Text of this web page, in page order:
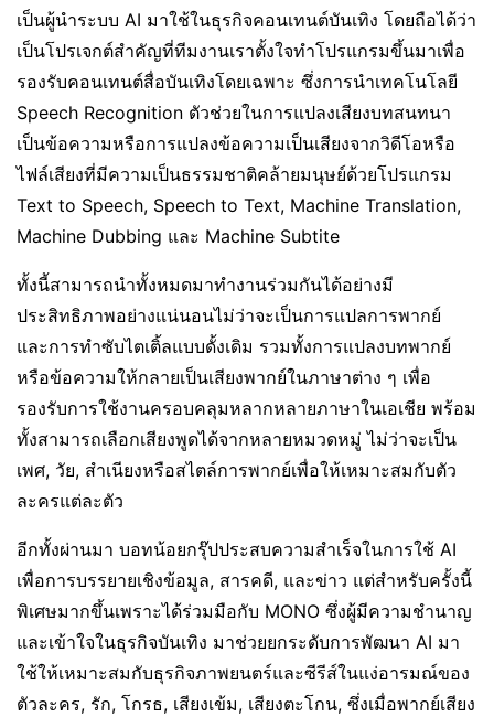
เป็นผู้นำระบบ AI มาใช้ในธุรกิจคอนเทนต์บันเทิง โดยถือได้ว่า
เป็นโปรเจกต์สำคัญที่ทีมงานเราตั้งใจทำโปรแกรมขึ้นมาเพื่อ
รองรับคอนเทนต์สื่อบันเทิงโดยเฉพาะ ซึ่งการนำเทคโนโลยี
Speech Recognition ตัวช่วยในการแปลงเสียงบทสนทนา
เป็นข้อความหรือการแปลงข้อความเป็นเสียงจากวิดีโอหรือ
ไฟล์เสียงที่มีความเป็นธรรมชาติคล้ายมนุษย์ด้วยโปรแกรม
Text to Speech, Speech to Text, Machine Translation,
Machine Dubbing และ Machine Subtite
ทั้งนี้สามารถนำทั้งหมดมาทำงานร่วมกันได้อย่างมี
ประสิทธิภาพอย่างแน่นอนไม่ว่าจะเป็นการแปลการพากย์
และการทำซับไตเติ้ลแบบดั้งเดิม รวมทั้งการแปลงบทพากย์
หรือข้อความให้กลายเป็นเสียงพากย์ในภาษาต่าง ๆ เพื่อ
รองรับการใช้งานครอบคลุมหลากหลายภาษาในเอเชีย พร้อม
ทั้งสามารถเลือกเสียงพูดได้จากหลายหมวดหมู่ ไม่ว่าจะเป็น
เพศ, วัย, สำเนียงหรือสไตล์การพากย์เพื่อให้เหมาะสมกับตัว
ละครแต่ละตัว
อีกทั้งผ่านมา บอทน้อยกรุ๊ปประสบความสำเร็จในการใช้ AI
เพื่อการบรรยายเชิงข้อมูล, สารคดี, และข่าว แต่สำหรับครั้งนี้
พิเศษมากขึ้นเพราะได้ร่วมมือกับ MONO ซึ่งผู้มีความชำนาญ
และเข้าใจในธุรกิจบันเทิง มาช่วยยกระดับการพัฒนา AI มา
ใช้ให้เหมาะสมกับธุรกิจภาพยนตร์และซีรีส์ในแง่อารมณ์ของ
ตัวละคร, รัก, โกรธ, เสียงเข้ม, เสียงตะโกน, ซึ่งเมื่อพากย์เสียง